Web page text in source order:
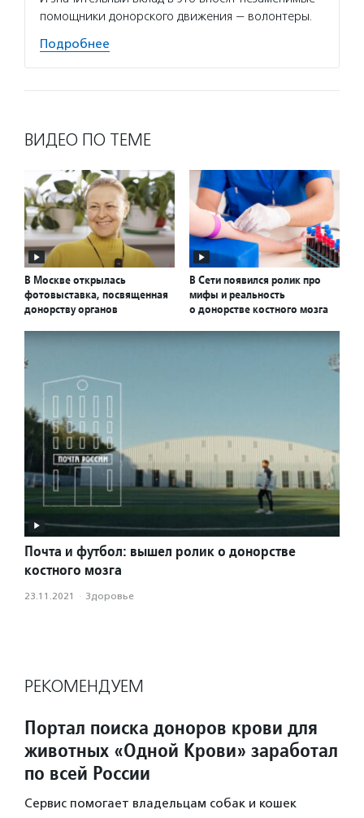
помощники донорского движения — волонтеры.
Подробнее
ВИДЕО ПО ТЕМЕ
В Москве открылась
фотовыставка, посвященная
донорству органов
В Сети появился ролик про
мифы и реальность
о донорстве костного мозга
Почта и футбол: вышел ролик о донорстве
костного мозга
23.11.2021 · Здоровье
РЕКОМЕНДУЕМ
Портал поиска доноров крови для
животных «Одной Крови» заработал
по всей России
Сервис помогает владельцам собак и кошек